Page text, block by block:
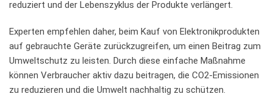
reduziert und der⁢ Lebenszyklus der Produkte‍ verlängert.
Experten empfehlen daher, beim Kauf von Elektronikprodukten
auf gebrauchte Geräte‌ zurückzugreifen, ​um einen Beitrag zum
⁢Umweltschutz zu ⁢leisten. Durch diese einfache⁢ Maßnahme
können Verbraucher aktiv dazu⁢ beitragen, die CO2-Emissionen
zu‍ reduzieren und die Umwelt nachhaltig⁣ zu schützen.